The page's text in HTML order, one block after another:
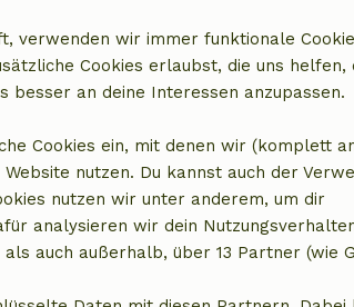
Naturhäuschen in
Friesland, Niederlande
4 Personen2
verwenden wir immer funktionale
Cookies erlaubst, die uns helfen,
besser an deine Interessen anzupassen.
Cookies ein, mit denen wir (komplett
nutzen. Du kannst auch der
nutzen wir unter anderem, um dir
analysieren wir dein
auch außerhalb, über 13 Partner (wie